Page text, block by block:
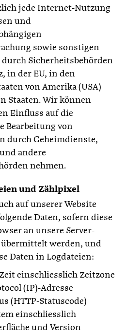
jede Internet-Nutzung
und
sowie sonstigen
Sicherheitsbehörden
in der EU, in den
von Amerika (USA)
Staaten. Wir können
Einfluss auf die
Bearbeitung von
durch Geheimdienste,
andere
nehmen.
und Zählpixel
auf unserer Website
Daten, sofern diese
an unsere Server-
werden, und
Daten in Logdateien:
einschliesslich Zeitzone
(IP)-Adresse
(HTTP-Statuscode)
einschliesslich
und Version